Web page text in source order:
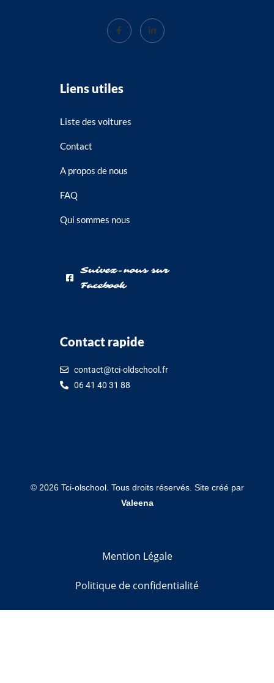
Liens utiles
Liste des voitures
Contact
A propos de nous
FAQ
Qui sommes nous
Suivez-nous sur
Facebook
Contact rapide
contact@tci-oldschool.fr
06 41 40 31 88
© 2026Tci-olschool. Tous droits réservés. Site créé par
Valeena
Mention Légale
Politique de confidentialité